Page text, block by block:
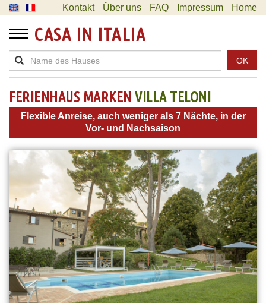
Kontakt Über uns FAQ Impressum Home
CASA IN ITALIA
OK
FERIENHAUS MARKEN VILLA TELONI
Flexible Anreise, auch weniger als 7 Nächte, in der
Vor- und Nachsaison